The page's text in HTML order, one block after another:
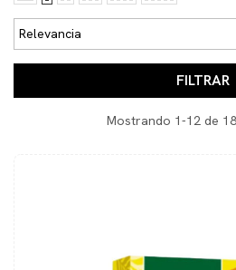
Relevancia
FILTRAR
Mostrando 1-12 de